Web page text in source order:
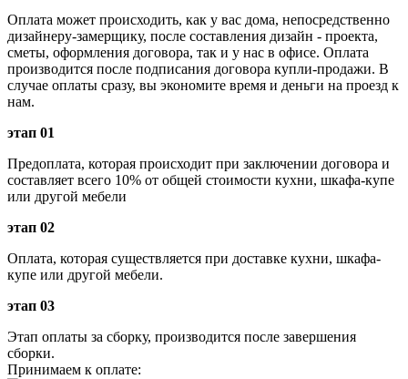
Оплата может происходить, как у вас дома, непосредственно
дизайнеру-замерщику, после составления дизайн - проекта,
сметы, оформления договора, так и у нас в офисе. Оплата
производится после подписания договора купли-продажи. В
случае оплаты сразу, вы экономите время и деньги на проезд к
нам.
этап 01
Предоплата, которая происходит при заключении договора и
составляет всего 10% от общей стоимости кухни, шкафа-купе
или другой мебели
этап 02
Оплата, которая существляется при доставке кухни, шкафа-
купе или другой мебели.
этап 03
Этап оплаты за сборку, производится после завершения
сборки.
Принимаем к оплате: